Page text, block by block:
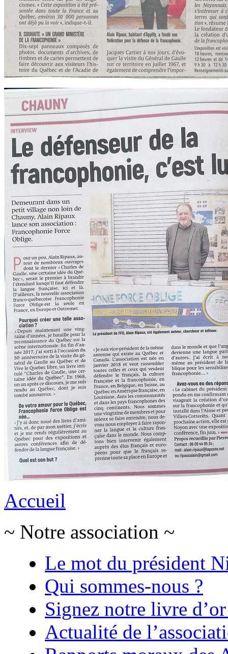
Accueil
~ Notre association ~
Le mot du président
Qui sommes-nous ?
Signez notre livre
Actualité de